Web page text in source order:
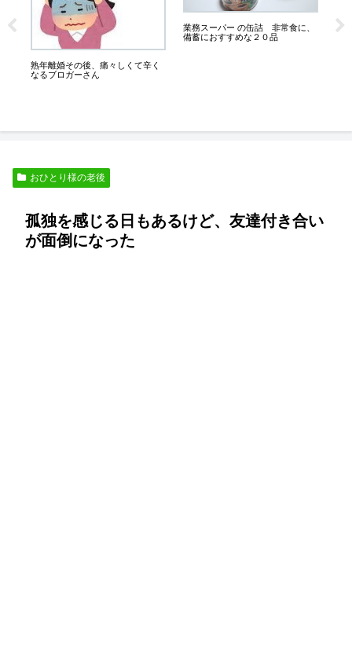
熟年離婚その後、痛々しくて辛く
なるブロガーさん
業務スーパー の缶詰 非常食に、
備蓄におすすめな２０品
未
５
おひとり様の老後
孤独を感じる日もあるけど、友達付き合い
が面倒になった